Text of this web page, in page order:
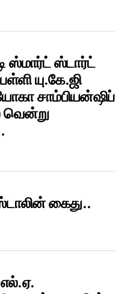
ஸ்மார்ட் ஸ்டார்ட்
யு.கே.ஜி
சாம்பியன்ஷிப்
வென்று
கைது..